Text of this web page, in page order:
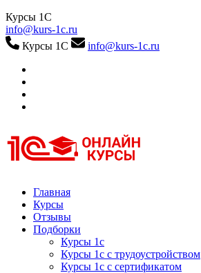
Курсы 1С
info@kurs-1c.ru
Курсы 1С
info@kurs-1c.ru
Курсы 1С
Курсы 1С официальная сертификация
Главная
Курсы
Отзывы
Подборки
Курсы 1с
Курсы 1с с трудоустройством
Курсы 1с с сертификатом